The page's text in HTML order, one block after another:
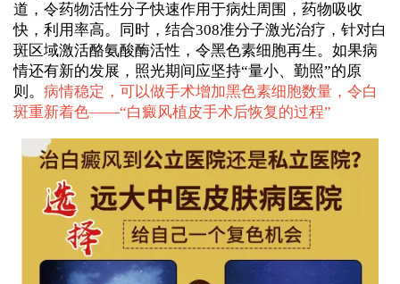
道，令药物活性分子快速作用于病灶周围，药物吸收
快，利用率高。同时，结合308准分子激光治疗，针对白
斑区域激活酪氨酸酶活性，令黑色素细胞再生。如果病
情还有新的发展，照光期间应坚持“量小、勤照”的原
则。 病情稳定，可以做手术增加黑色素细胞数量，令白
斑重新着色——“白癜风植皮手术后恢复的过程”